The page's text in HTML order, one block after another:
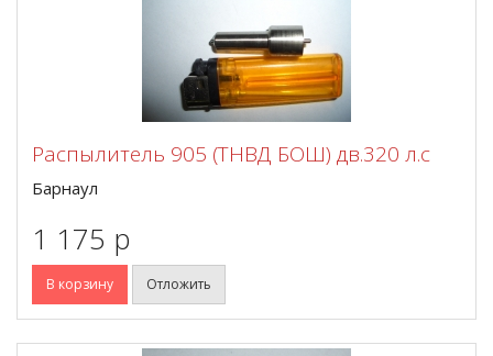
Распылитель 905 (ТНВД БОШ) дв.320 л.с
Барнаул
1 175 p
В корзину Отложить